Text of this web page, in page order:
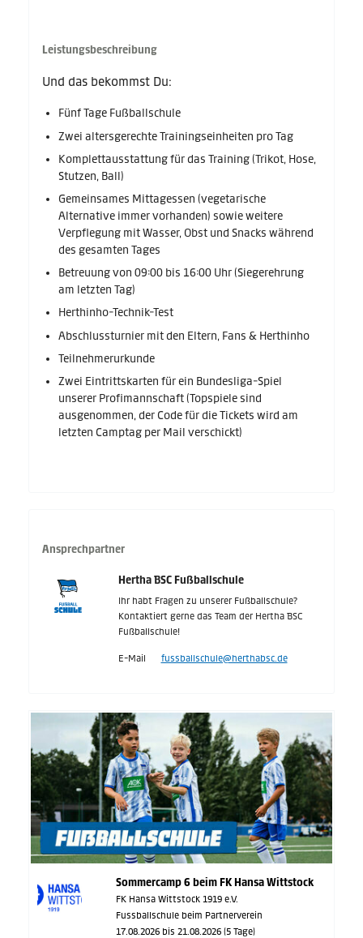
Leistungsbeschreibung
Und das bekommst Du:
Fünf Tage Fußballschule
Zwei altersgerechte Trainingseinheiten pro Tag
Komplettausstattung für das Training (Trikot, Hose,
Stutzen, Ball)
Gemeinsames Mittagessen (vegetarische
Alternative immer vorhanden) sowie weitere
Verpflegung mit Wasser, Obst und Snacks während
des gesamten Tages
Betreuung von 09:00 bis 16:00 Uhr (Siegerehrung
am letzten Tag)
Herthinho-Technik-Test
Abschlussturnier mit den Eltern, Fans & Herthinho
Teilnehmerurkunde
Zwei Eintrittskarten für ein Bundesliga-Spiel
unserer Profimannschaft (Topspiele sind
ausgenommen, der Code für die Tickets wird am
letzten Camptag per Mail verschickt)
Ansprechpartner
Hertha BSC Fußballschule
Ihr habt Fragen zu unserer Fußballschule?
Kontaktiert gerne das Team der Hertha BSC
Fußballschule!
E-Mail fussballschule@herthabsc.de
Sommercamp 6 beim FK Hansa Wittstock
FK Hansa Wittstock 1919 e.V.
Fussballschule beim Partnerverein
17.08.2026 bis 21.08.2026 (5 Tage)